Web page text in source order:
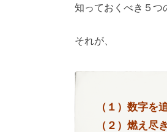
知っておくべき５つ
それが、
（１）数字を
（２）燃え尽